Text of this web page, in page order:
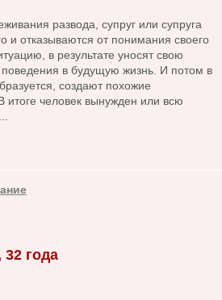
развода, супруг или супруга
и отказываются от понимания своего
в результате уносят свою
поведения в будущую жизнь. И потом в
создают похожие
итоге человек вынужден или всю
32 года